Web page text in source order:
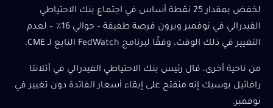
لخفض بمقدار 25 نقطة أساس في اجتماع بنك الاحتياطي
الفيدرالي في نوفمبر ويرون فرصة طفيفة – حوالي 16٪ – لعدم
التغيير في ذلك الوقت، وفقًا لبرنامج FedWatch التابع لـ CME.
من ناحية أخرى، قال رئيس بنك الاحتياطي الفيدرالي في أتلانتا
رافائيل بوسيك إنه منفتح على إبقاء أسعار الفائدة دون تغيير في
نوفمبر.